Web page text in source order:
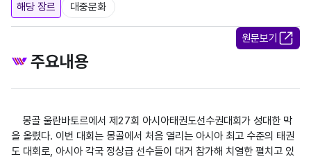
해당 장르
대중문화
원문보기
주요내용
을 올렸다. 이번 대회는 몽골에서 처음 열리는 아시아 최고 수준의 태권
도 대회로, 아시아 각국 정상급 선수들이 대거 참가해 치열한 펼치고 있